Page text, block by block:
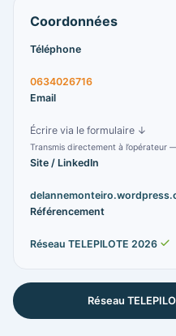
Coordonnées
Téléphone
0634026716
Email
Écrire via le formulaire ↓
Transmis directement à l’opérateur
Site / LinkedIn
Référencement
Réseau TELEPILOTE 2026
Réseau